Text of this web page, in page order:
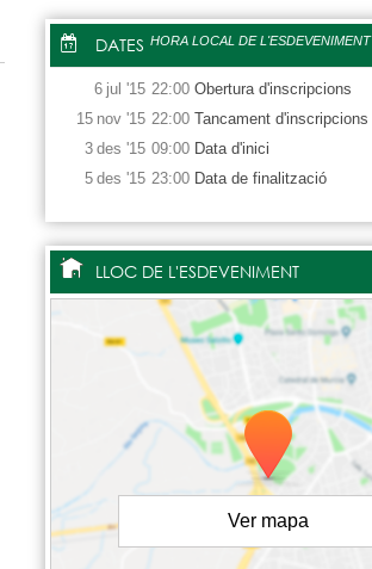
DATES HORA LOCAL DE L'ESDEVENIMENT
6 jul '15 22:00 Obertura d'inscripcions
15 nov '15 22:00 Tancament d'inscripcions
3 des '15 09:00 Data d'inici
5 des '15 23:00 Data de finalització
LLOC DE L'ESDEVENIMENT
Ver mapa